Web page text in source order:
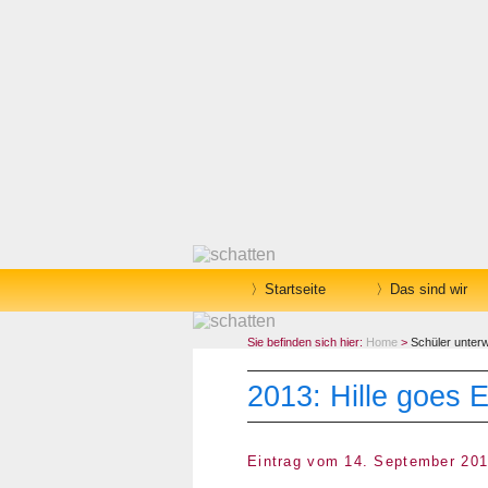
Startseite Das sind wir
Sie befinden sich hier: Home > Schüler
2013: Hille goes
Eintrag vom 14. September